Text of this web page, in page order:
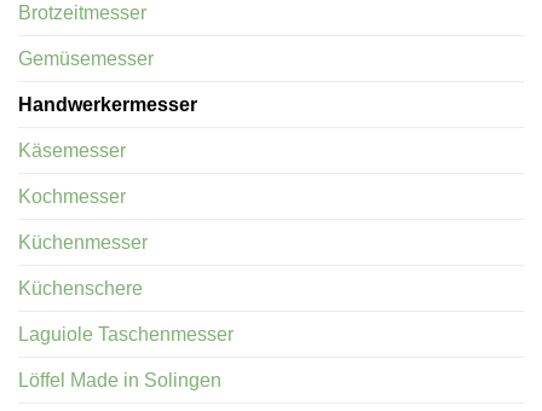
Brotzeitmesser
Gemüsemesser
Handwerkermesser
Käsemesser
Kochmesser
Küchenmesser
Küchenschere
Laguiole Taschenmesser
Löffel Made in Solingen